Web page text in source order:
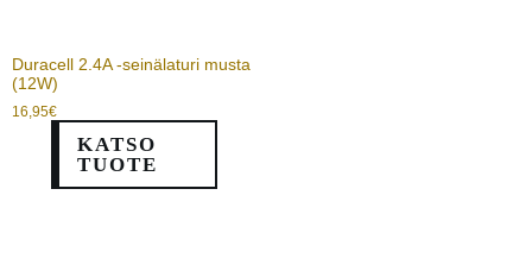
Duracell 2.4A -seinälaturi musta
(12W)
16,95€
KATSO
TUOTE